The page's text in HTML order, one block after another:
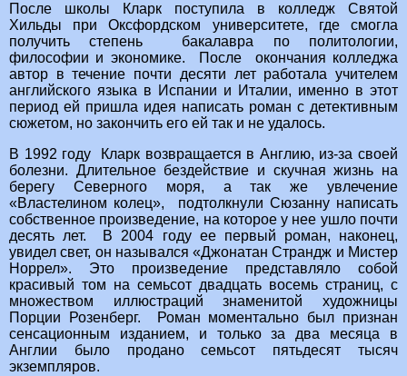
После школы Кларк поступила в колледж Святой
Хильды при Оксфордском университете, где смогла
получить степень бакалавра по политологии,
философии и экономике. После окончания колледжа
автор в течение почти десяти лет работала учителем
английского языка в Испании и Италии, именно в этот
период ей пришла идея написать роман с детективным
сюжетом, но закончить его ей так и не удалось.
В 1992 году Кларк возвращается в Англию, из-за своей
болезни. Длительное бездействие и скучная жизнь на
берегу Северного моря, а так же увлечение
«Властелином колец», подтолкнули Сюзанну написать
собственное произведение, на которое у нее ушло почти
десять лет. В 2004 году ее первый роман, наконец,
увидел свет, он назывался «Джонатан Страндж и Мистер
Норрел». Это произведение представляло собой
красивый том на семьсот двадцать восемь страниц, с
множеством иллюстраций знаменитой художницы
Порции Розенберг. Роман моментально был признан
сенсационным изданием, и только за два месяца в
Англии было продано семьсот пятьдесят тысяч
экземпляров.